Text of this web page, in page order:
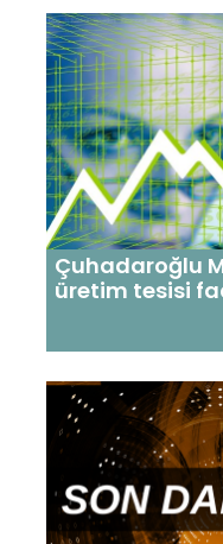
Çuhadaroğlu
üretim tesisi